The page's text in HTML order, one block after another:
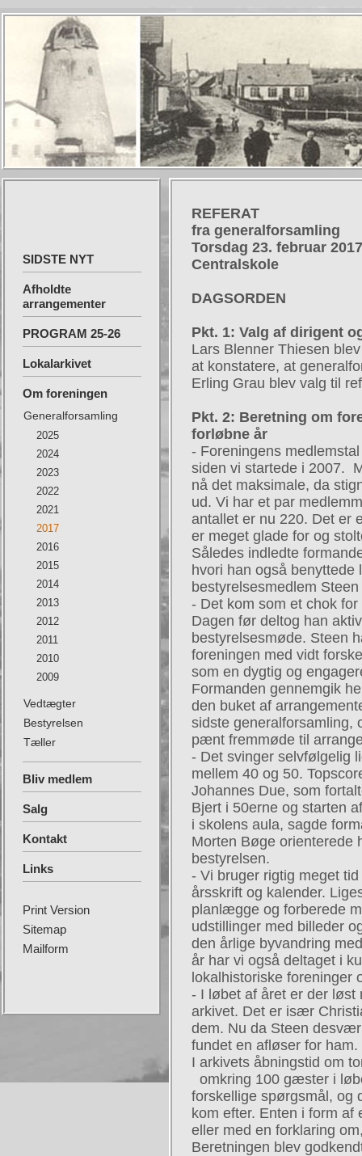
SIDSTE NYT
Afholdte
arrangementer
PROGRAM 25-26
Lokalarkivet
Om foreningen
Generalforsamling
2025
2024
2023
2022
2021
2017
2016
2015
2014
2013
2012
2011
2010
2009
Vedtægter
Bestyrelsen
Tæller
Bliv medlem
Salg
Kontakt
Links
Print Version
Sitemap
Mailform
REFERAT
fra generalforsamling
Torsdag 23. februar
Centralskole
DAGSORDEN
Pkt. 1: Valg af dirigent
Lars Blenner Thiesen
at konstatere, at
Erling Grau blev valg til
Pkt. 2: Beretning om
forløbne år
- Foreningens
siden vi startede i 2007.
nå det maksimale, da
ud. Vi har et par
antallet er nu 220. Det er
er meget glade for og
Således indledte
hvori han også benyttede
bestyrelsesmedlem
- Det kom som et chok
Dagen før deltog han
bestyrelsesmøde. Steen
foreningen med vidt
som en dygtig og
Formanden gennemgik
den buket af
sidste generalforsamling,
pænt fremmøde til
- Det svinger selvfølgelig
mellem 40 og 50.
Johannes Due, som
Bjert i 50erne og starten
i skolens aula, sagde
Morten Bøge orienterede
bestyrelsen.
- Vi bruger rigtig meget
årsskrift og kalender.
planlægge og forberede
udstillinger med billeder
den årlige byvandring
år har vi også deltaget i
lokalhistoriske foreninger
- I løbet af året er der løst
arkivet. Det er især
dem. Nu da Steen
fundet en afløser for ham.
I arkivets åbningstid om
omkring 100 gæster i
forskellige spørgsmål, og
kom efter. Enten i form
eller med en forklaring
Beretningen blev